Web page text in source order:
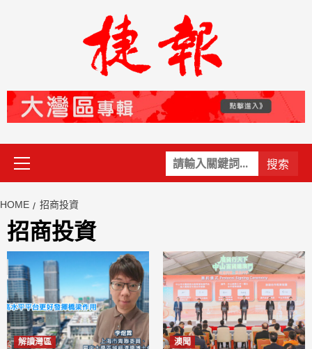
關
鍵
Primary
Menu
HOME 招商投資
招商投資
解讀灣區 澳聞